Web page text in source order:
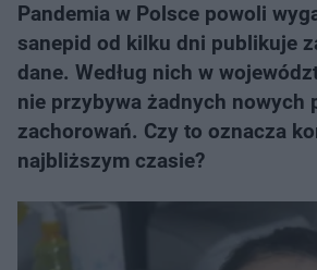
Pandemia w Polsce powoli
sanepid od kilku dni publikuje
dane. Według nich w
nie przybywa żadnych nowych
zachorowań. Czy to oznacza
najbliższym czasie?